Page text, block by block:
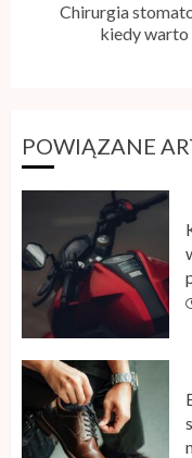
Chirurgia
kiedy warto
POWIĄZANE
3